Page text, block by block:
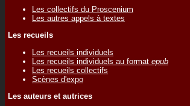
Les collectifs du Proscenium
Les autres appels à textes
Les recueils
Les recueils individuels
Les recueils individuels au format epub
Les recueils collectifs
Scènes d'expo
Les auteurs et autrices